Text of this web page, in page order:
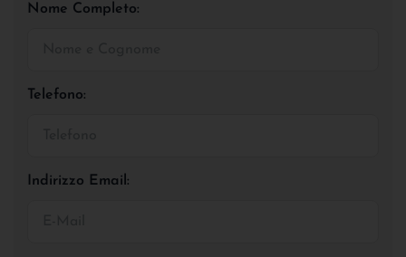
Nome Completo:
Telefono:
Indirizzo Email: